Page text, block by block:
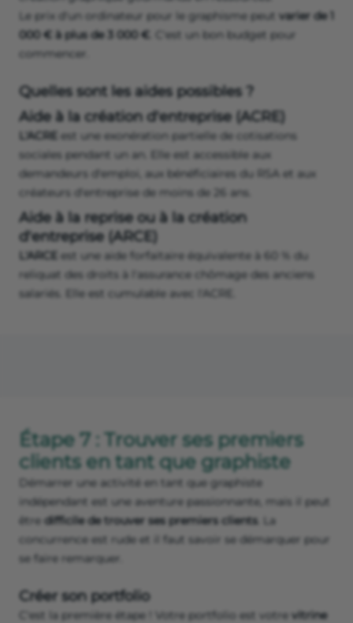
Le prix d'un ordinateur pour le graphisme peut varier de 1
000 € à plus de 3 000 €
. C'est un bon budget pour
commencer.
Quelles sont les aides possibles ?
Aide à la création d'entreprise (ACRE)
L'ACRE est une exonération partielle de cotisations
sociales pendant un an. Elle est accessible aux
demandeurs d'emploi, aux bénéficiaires du RSA et aux
créateurs d'entreprise de moins de 26 ans.
Aide à la reprise ou à la création
d'entreprise (ARCE)
L'ARCE est une aide forfaitaire équivalente à 60 % du
reliquat des droits à l'assurance chômage des anciens
salariés. Elle est cumulable avec l'ACRE.
Étape 7 : Trouver ses premiers
clients en tant que graphiste
Démarrer une activité en tant que graphiste
indépendant est une aventure passionnante, mais il peut
être difficile de trouver ses premiers clients. La
concurrence est rude et il faut savoir se démarquer pour
se faire remarquer.
Créer son portfolio
C'est la première étape ! Votre portfolio est votre vitrine